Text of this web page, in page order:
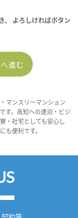
、 よろしければボタン
マンスリーマンション
す。高知への連泊・ビジ
・社宅としても安心し
も便利です。